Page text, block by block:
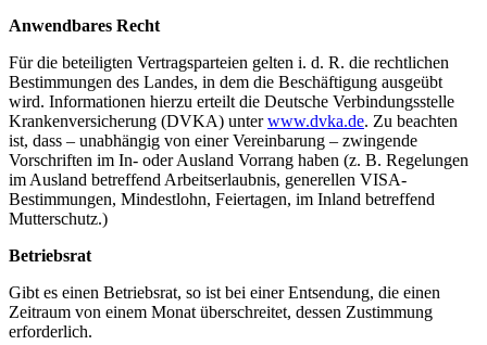
Anwendbares Recht
Für die beteiligten Vertragsparteien gelten i. d. R. die rechtlichen
Bestimmungen des Landes, in dem die Beschäftigung ausgeübt
wird. Informationen hierzu erteilt die Deutsche Verbindungsstelle
Krankenversicherung (DVKA) unterwww.dvka.de. Zu beachten
ist, dass – unabhängig von einer Vereinbarung – zwingende
Vorschriften im In- oder Ausland Vorrang haben (z. B. Regelungen
im Ausland betreffend Arbeitserlaubnis, generellen VISA-
Bestimmungen, Mindestlohn, Feiertagen, im Inland betreffend
Mutterschutz.)
Betriebsrat
Gibt es einen Betriebsrat, so ist bei einer Entsendung, die einen
Zeitraum von einem Monat überschreitet, dessen Zustimmung
erforderlich.